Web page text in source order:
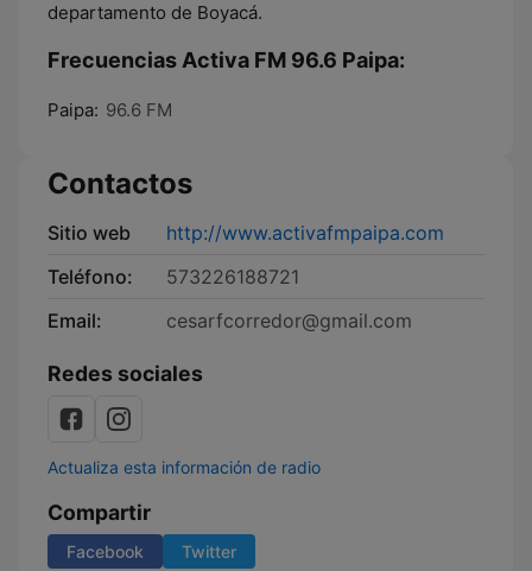
departamento de Boyacá.
Frecuencias Activa FM 96.6 Paipa:
Paipa: 96.6 FM
Contactos
Sitio web
http://www.activafmpaipa.com
Teléfono:
573226188721
Email:
cesarfcorredor@gmail.com
Redes sociales
Actualiza esta información de radio
Compartir
Facebook Twitter